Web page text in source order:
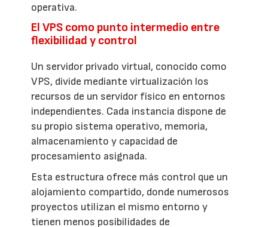
operativa.
El VPS como punto intermedio entre
flexibilidad y control
Un servidor privado virtual, conocido como
VPS, divide mediante virtualización los
recursos de un servidor físico en entornos
independientes. Cada instancia dispone de
su propio sistema operativo, memoria,
almacenamiento y capacidad de
procesamiento asignada.
Esta estructura ofrece más control que un
alojamiento compartido, donde numerosos
proyectos utilizan el mismo entorno y
tienen menos posibilidades de